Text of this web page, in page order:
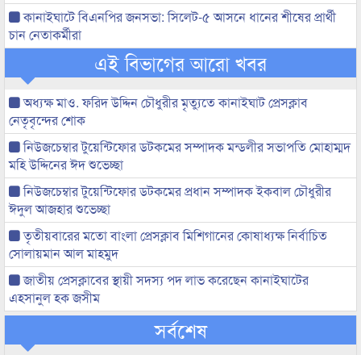
কানাইঘাটে বিএনপির জনসভা: সিলেট-৫ আসনে ধানের শীষের প্রার্থী
চান নেতাকর্মীরা
এই বিভাগের আরো খবর
অধ্যক্ষ মাও. ফরিদ উদ্দিন চৌধুরীর মৃত্যুতে কানাইঘাট প্রেসক্লাব
নেতৃবৃন্দের শোক
নিউজচেম্বার টুয়েন্টিফোর ডটকমের সম্পাদক মন্ডলীর সভাপতি মোহাম্মদ
মহি উদ্দিনের ঈদ শুভেচ্ছা
নিউজচেম্বার টুয়েন্টিফোর ডটকমের প্রধান সম্পাদক ইকবাল চৌধুরীর
ঈদুল আজহার শুভেচ্ছা
তৃতীয়বারের মতো বাংলা প্রেসক্লাব মিশিগানের কোষাধ্যক্ষ নির্বাচিত
সোলায়মান আল মাহমুদ
জাতীয় প্রেসক্লাবের স্থায়ী সদস্য পদ লাভ করেছেন কানাইঘাটের
এহসানুল হক জসীম
সর্বশেষ